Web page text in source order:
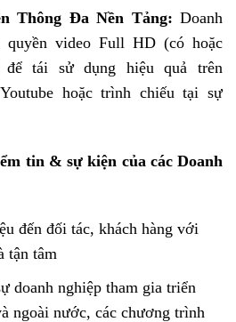
Thông Đa Nền Tảng: Doanh
quyền video Full HD (có hoặc
tái sử dụng hiệu quả trên
hoặc trình chiếu tại sự
tin & sự kiện của các Doanh
đến đối tác, khách hàng với
tận tâm
doanh nghiệp tham gia triển
ngoài nước, các chương trình